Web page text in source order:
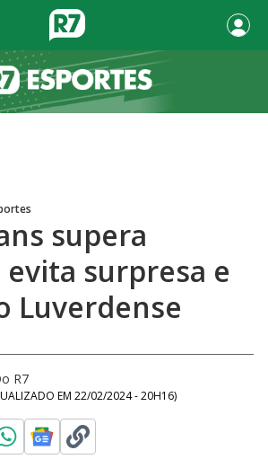
supera
evita surpresa e
Luverdense
R7
EM 22/02/2024 - 20H16)